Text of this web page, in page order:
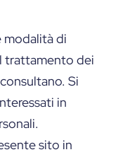
modalità di
trattamento dei
Si
in
sito in